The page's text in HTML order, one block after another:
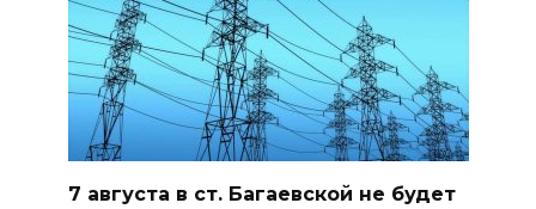
7 августа в ст. Багаевской не будет